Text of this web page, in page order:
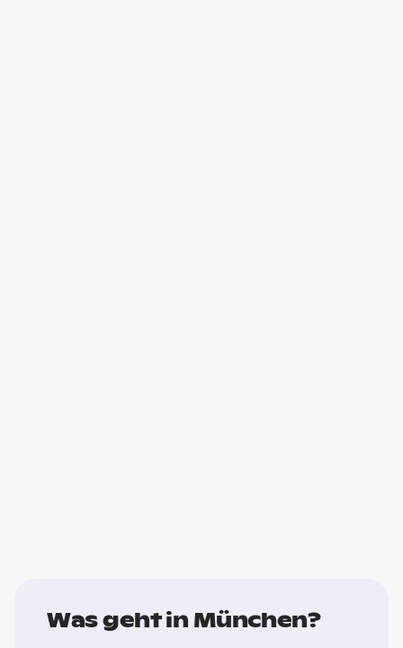
Was geht in München?